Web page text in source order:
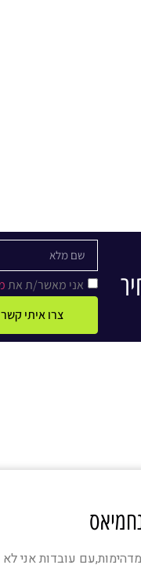
אני מאשר/ת את
צרו איתי
עובדות אני